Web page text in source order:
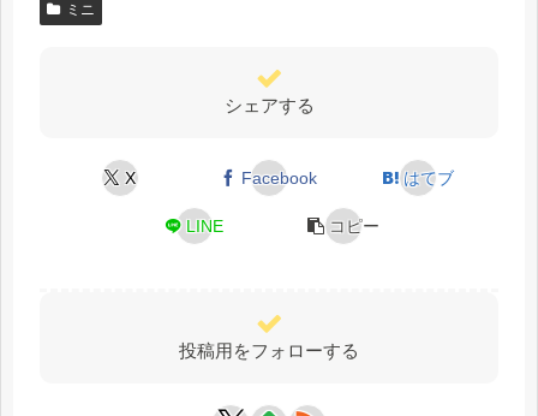
ミニ
シェアする
X Facebook はてブ
LINE コピー
投稿用をフォローする